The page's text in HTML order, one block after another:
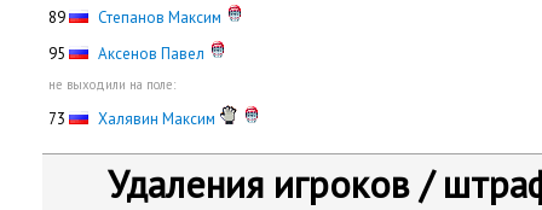
89
Степанов Максим
95
Аксенов Павел
не выходили на поле:
73 Халявин Максим
Удаления игроков /